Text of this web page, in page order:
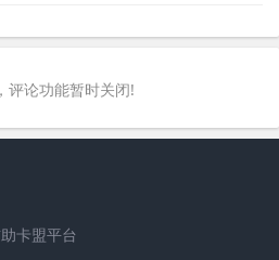
评论功能暂时关闭!
卡盟平台